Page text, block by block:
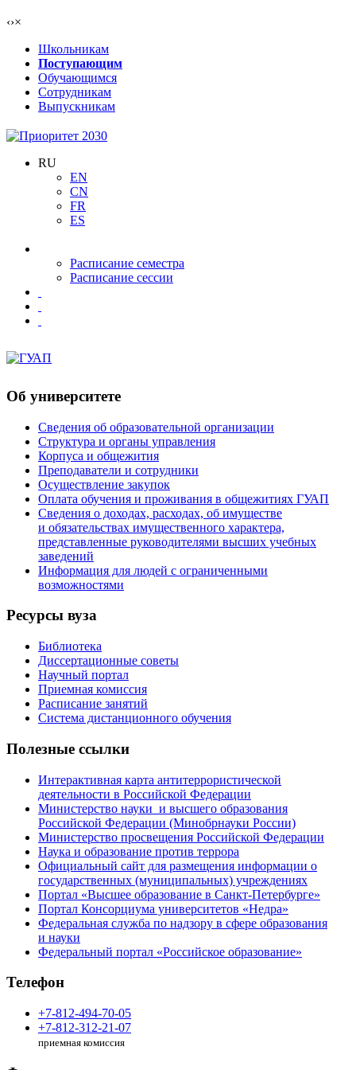
‹›×
Школьникам
Поступающим
Обучающимся
Сотрудникам
Выпускникам
RU
EN
CN
FR
ES
Расписание семестра
Расписание сессии
Об университете
Сведения об образовательной организации
Структура и органы управления
Корпуса и общежития
Преподаватели и сотрудники
Осуществление закупок
Оплата обучения и проживания в общежитиях ГУАП
Сведения о доходах, расходах, об имуществе
и обязательствах имущественного характера,
представленные руководителями высших учебных
заведений
Информация для людей с ограниченными
возможностями
Ресурсы вуза
Библиотека
Диссертационные советы
Научный портал
Приемная комиссия
Расписание занятий
Система дистанционного обучения
Полезные ссылки
Интерактивная карта антитеррористической
деятельности в Российской Федерации
Министерство науки и высшего образования
Российской Федерации (Минобрнауки России)
Министерство просвещения Российской Федерации
Наука и образование против террора
Официальный сайт для размещения информации о
государственных (муниципальных) учреждениях
Портал «Высшее образование в Санкт-Петербурге»
Портал Консорциума университетов «Недра»
Федеральная служба по надзору в сфере образования
и науки
Федеральный портал «Российское образование»
Телефон
+7-812-494-70-05
+7-812-312-21-07
приемная комиссия